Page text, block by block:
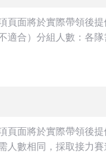
頁面將於實際帶領
合）分組人數：各隊
頁面將於實際帶領後
數相同，採取接力賽